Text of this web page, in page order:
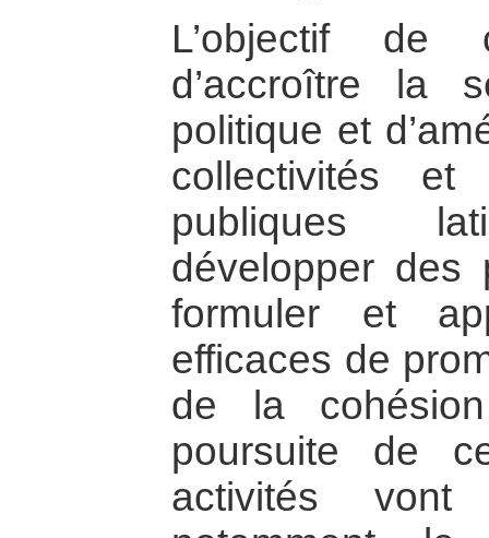
L’objectif de
d’accroître la
politique et
collectivités et
publiques
développer des
formuler et
efficaces de
de la
poursuite de
activités